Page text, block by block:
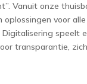
Vanuit onze
voor
speelt
transparantie,